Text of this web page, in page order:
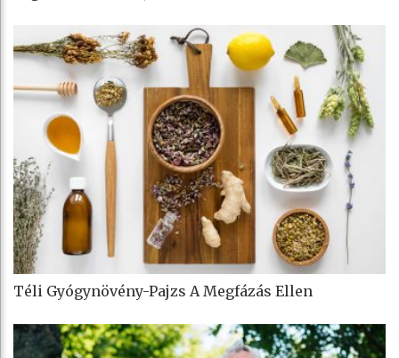
Téli Gyógynövény-Pajzs A Megfázás Ellen